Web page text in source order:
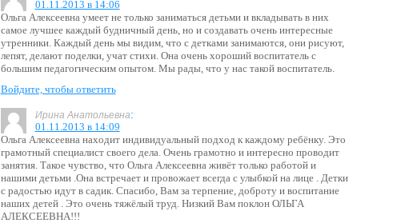
01.11.2013 в 14:06
Ольга Алексеевна умеет не только заниматься детьми и вкладывать в них
самое лучшее каждый будничный день, но и создавать очень интересные
утренники. Каждый день мы видим, что с детками занимаются, они рисуют,
лепят, делают поделки, учат стихи. Она очень хороший воспитатель с
большим педагогическим опытом. Мы рады, что у нас такой воспитатель.
Войдите, чтобы ответить
Ирина Анатольевна:
01.11.2013 в 14:09
Ольга Алексеевна находит индивидуальный подход к каждому ребёнку. Это
грамотный специалист своего дела. Очень грамотно и интересно проводит
занятия. Такое чувство, что Ольга Алексеевна живёт только работой и
нашими детьми .Она встречает и провожает всегда с улыбкой на лице . Детки
с радостью идут в садик. Спасибо, Вам за терпение, доброту и воспитание
наших детей . Это очень тяжёлый труд. Низкий Вам поклон ОЛЬГА
АЛЕКСЕЕВНА!!!